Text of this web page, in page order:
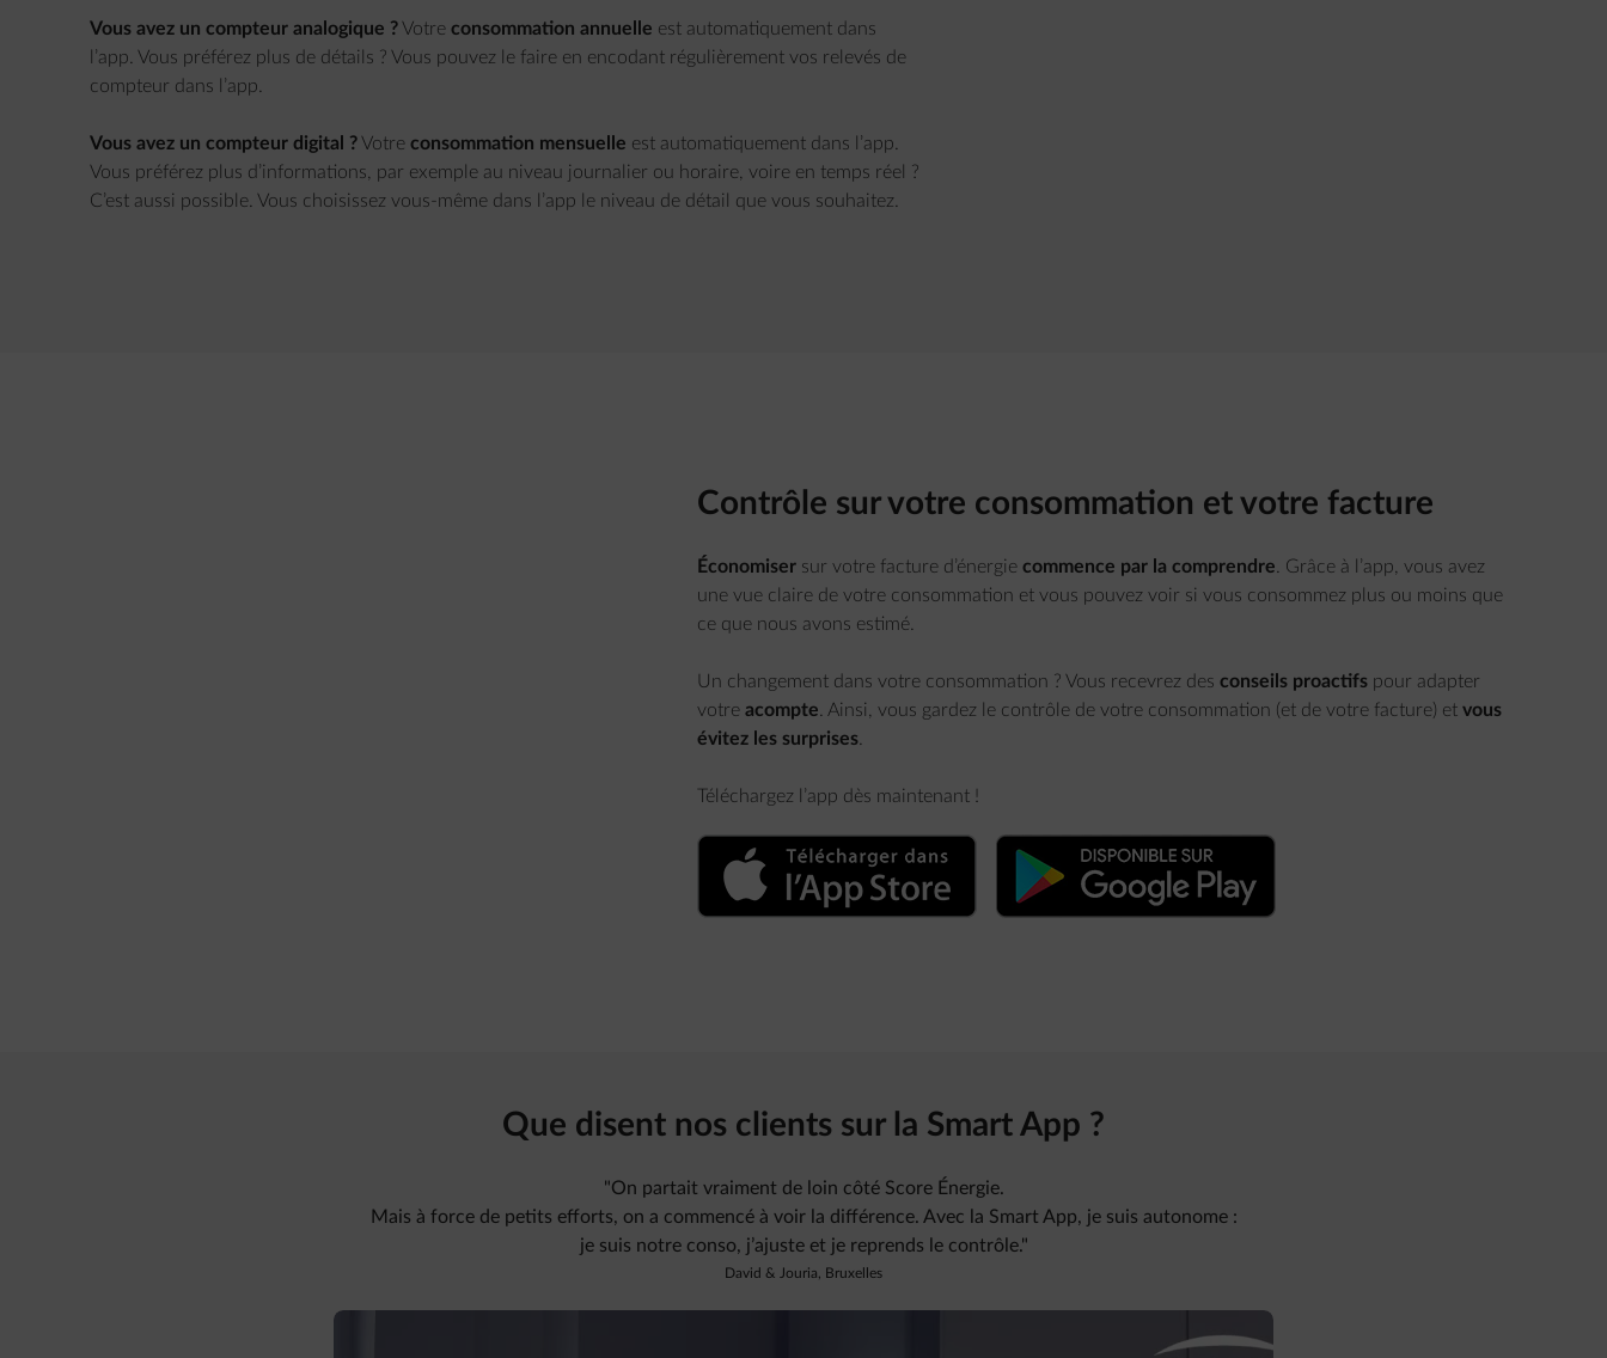
Vous avez un compteur analogique ?Votre consommation annuelle est automatiquement dans
l’app. Vous préférez plus de détails ? Vous pouvez le faire en encodant régulièrement vos relevés de
compteur dans l’app.
Vous avez un compteur digital ?Votre consommation mensuelle est automatiquement dans l’app.
Vous préférez plus d’informations, par exemple au niveau journalier ou horaire, voire en temps réel ?
C’est aussi possible. Vous choisissez vous-même dans l’app le niveau de détail que vous souhaitez.
Contrôle sur votre consommation et votre facture
Économiser sur votre facture d’énergie commence par la comprendre . Grâce à l’app, vous avez
une vue claire de votre consommation et vous pouvez voir si vous consommez plus ou moins que
ce que nous avons estimé.
Un changement dans votre consommation ? Vous recevrez des conseils proactifspour adapter
votre acompte . Ainsi, vous gardez le contrôle de votre consommation (et de votre facture) et vous
évitez les surprises.
Téléchargez l’app dès maintenant !
Que disent nos clients sur la Smart App ?
"On partait vraiment de loin côté Score Énergie.
Mais à force de petits efforts, on a commencé à voir la différence. Avec la Smart App, je suis autonome :
je suis notre conso, j’ajuste et je reprends le contrôle."
David & Jouria, Bruxelles